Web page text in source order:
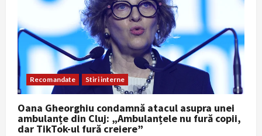
Recomandate Stiri interne
Oana Gheorghiu condamnă atacul asupra unei
ambulanțe din Cluj: „Ambulanțele nu fură copii,
dar TikTok-ul fură creiere”